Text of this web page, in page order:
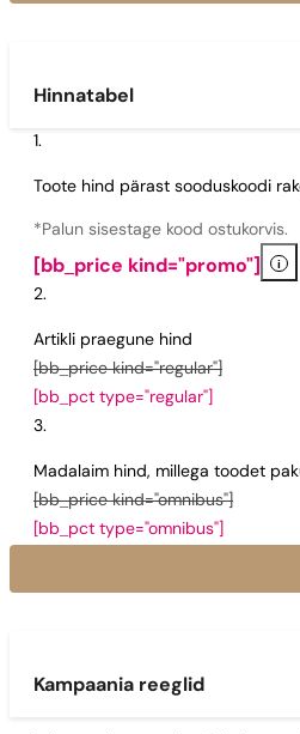
Hinnatabel
Toote hind pärast sooduskoodi
*Palun sisestage kood ostukorvis.
[bb_price kind="promo"] i
Artikli praegune hind
[bb_price kind="regular"]
[bb_pct type="regular"]
Madalaim hind, millega toodet
[bb_price kind="omnibus"]
[bb_pct type="omnibus"]
Kampaania reeglid